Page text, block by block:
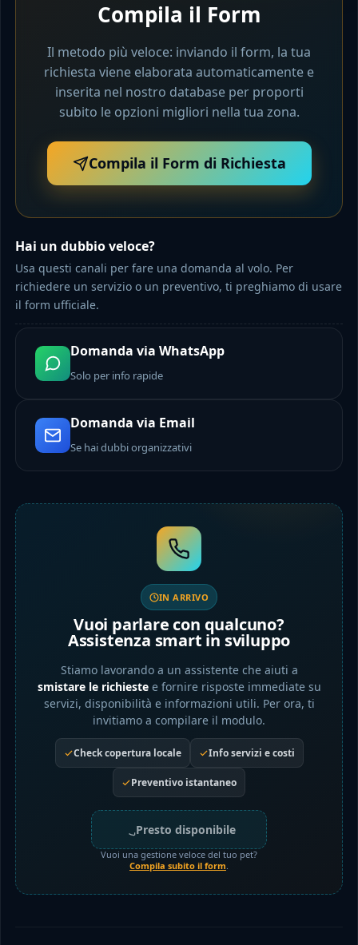
Compila il Form
Il metodo più veloce: inviando il form, la tua
richiesta viene elaborata automaticamente e
inserita nel nostro database per proporti
subito le opzioni migliori nella tua zona.
Compila il Form di Richiesta
Hai un dubbio veloce?
Usa questi canali per fare una domanda al volo. Per
richiedere un servizio o un preventivo, ti preghiamo di usare
il form ufficiale.
Domanda via WhatsApp
Solo per info rapide
Domanda via Email
Se hai dubbi organizzativi
IN ARRIVO
Vuoi parlare con qualcuno?
Assistenza smart in sviluppo
Stiamo lavorando a un assistente che aiuti a
smistare le richiestee fornire risposte immediate su
servizi, disponibilità e informazioni utili. Per ora, ti
invitiamo a compilare il modulo.
Check copertura locale Info servizi e costi
Preventivo istantaneo
Presto disponibile
Vuoi una gestione veloce del tuo pet?
Compila subito il form.